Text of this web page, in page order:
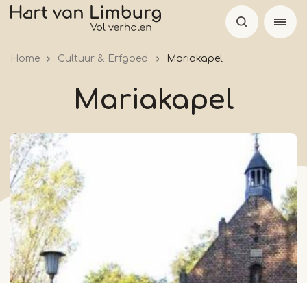
Overslaan
Home Cultuur & Erfgoed Mariakapel
Mariakapel